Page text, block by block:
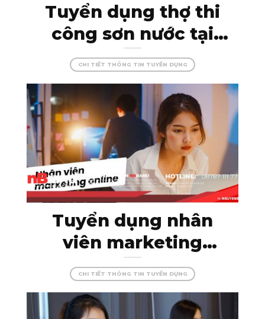
Tuyển dụng thợ thi
công sơn nước tại
Kon Tum – đam mê
cùng màu sắc, tạo
dựng những công
trình hoàn hảo!
CHI TIẾT THÔNG TIN TUYỂN DỤNG
Tuyển dụng nhân
viên marketing
online – thỏa sức
sáng tạo cùng
nBrand!
CHI TIẾT THÔNG TIN TUYỂN DỤNG